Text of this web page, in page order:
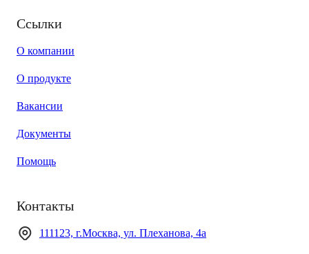
Ссылки
О компании
О продукте
Вакансии
Документы
Помощь
Контакты
111123, г.Москва, ул. Плеханова, 4а